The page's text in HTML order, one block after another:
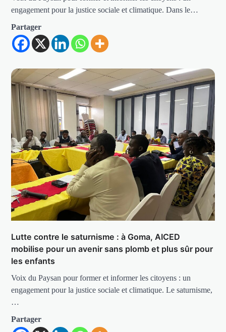
engagement pour la justice sociale et climatique. Dans le…
Partager
Lutte contre le saturnisme : à Goma, AICED
mobilise pour un avenir sans plomb et plus sûr pour
les enfants
Voix du Paysan pour former et informer les citoyens : un
engagement pour la justice sociale et climatique. Le saturnisme,
…
Partager